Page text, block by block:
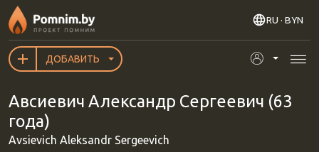
Перейти к основному содержанию
RU · BYN
ДОБАВИТЬ
Авсиевич Александр Сергеевич (63
года)
Avsievich Aleksandr Sergeevich